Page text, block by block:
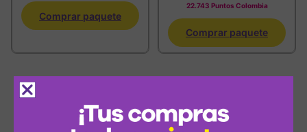
Comprar paquete
22.743 Puntos Colombia
Comprar paquete